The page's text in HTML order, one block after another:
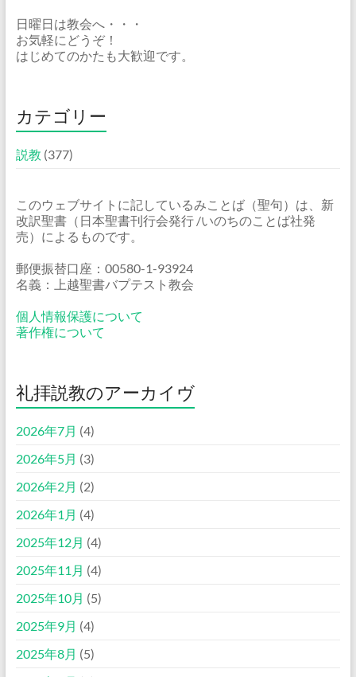
日曜日は教会へ・・・
お気軽にどうぞ！
はじめてのかたも大歓迎です。
カテゴリー
説教 (377)
このウェブサイトに記しているみことば（聖句）は、新
改訳聖書（日本聖書刊行会発行 /いのちのことば社発
売）によるものです。
郵便振替口座：00580-1-93924
名義：上越聖書バプテスト教会
個人情報保護について
著作権について
礼拝説教のアーカイヴ
2026年7月 (4)
2026年5月 (3)
2026年2月 (2)
2026年1月 (4)
2025年12月 (4)
2025年11月 (4)
2025年10月 (5)
2025年9月 (4)
2025年8月 (5)